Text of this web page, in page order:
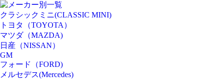
メーカー別一覧
クラシックミニ(CLASSIC MINI)
トヨタ（TOYOTA）
マツダ（MAZDA)
日産（NISSAN）
GM
フォード（FORD)
メルセデス(Mercedes)